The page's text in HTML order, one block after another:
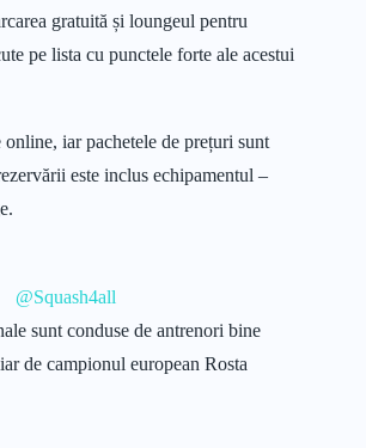
gratuită și loungeul pentru
pe lista cu punctele forte ale acestui
iar pachetele de prețuri sunt
este inclus echipamentul –
@Squash4all
sunt conduse de antrenori bine
de campionul european Rosta